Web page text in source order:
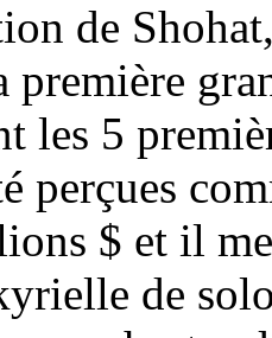
de
première
les 5
perçues
$ et il
de